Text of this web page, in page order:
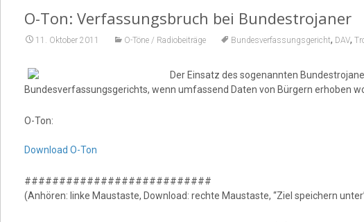
O-Ton: Verfassungsbruch bei Bundestrojaner
11. Oktober 2011 O-Töne / Radiobeiträge Bundesverfassungsgericht, DAV,
Der Einsatz des sogenannten
Bundesverfassungsgerichts, wenn umfassend Daten von Bürgern erhoben
O-Ton:
Download O-Ton
###########################
(Anhören: linke Maustaste, Download: rechte Maustaste, “Ziel speichern